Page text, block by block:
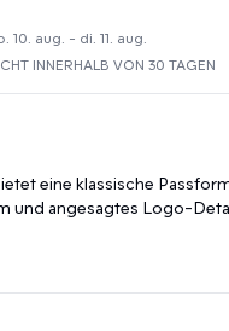
aug. - di. 11. aug.
INNERHALB VON 30 TAGEN
eine klassische
und angesagtes Logo-